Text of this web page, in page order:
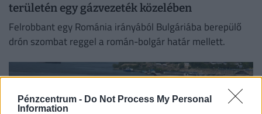
Pénzcentrum - Do Not Process My Personal
Information
területén egy gázvezeték közelében
Felrobbant egy Románia irányából Bulgáriába berepülő
drón szombat reggel a román-bolgár határ mellett.